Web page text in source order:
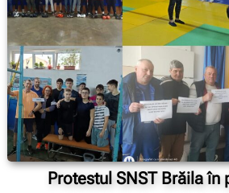
Protestul SNST Brăila în